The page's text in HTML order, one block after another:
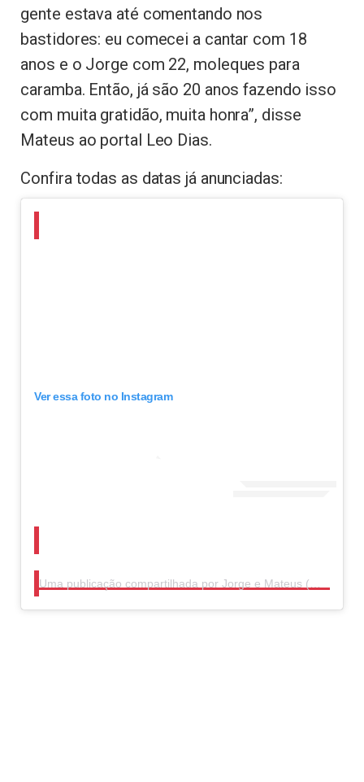
gente estava até comentando nos
bastidores: eu comecei a cantar com 18
anos e o Jorge com 22, moleques para
caramba. Então, já são 20 anos fazendo isso
com muita gratidão, muita honra”, disse
Mateus ao portal Leo Dias.
Confira todas as datas já anunciadas:
Ver essa foto no Instagram